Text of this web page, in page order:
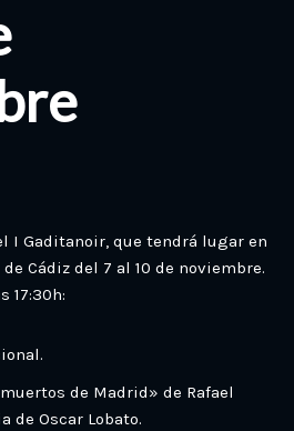
I Gaditanoir, que tendrá lugar en
Cádiz del 7 al 10 de noviembre.
17:30h:
de Madrid» de Rafael
de Oscar Lobato.